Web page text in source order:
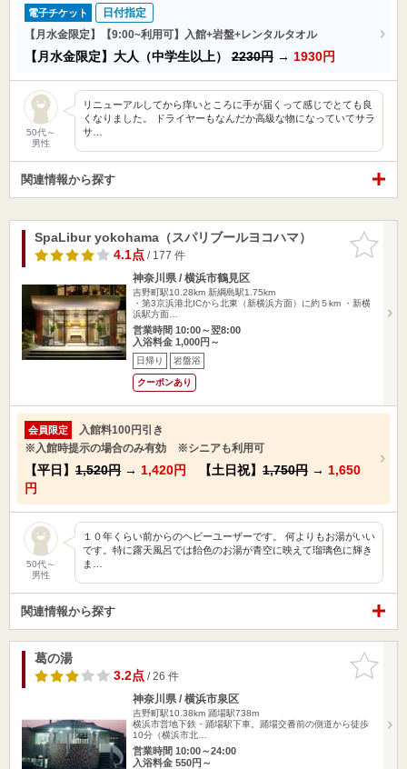
電子チケット
日付指定
【月水金限定】【9:00~利用可】入館+岩盤+レンタルタオル
【月水金限定】大人（中学生以上） 2230円 → 1930円
50代～
男性
リニューアルしてから痒いところに手が届くって感じでとても良
くなりました。 ドライヤーもなんだか高級な物になっていてサラ
サ…
関連情報から探す
お気に入
りに追加
SpaLibur yokohama（スパリブールヨコハマ）
4.1点/ 177 件
神奈川県 / 横浜市鶴見区
吉野町駅10.28km 新綱島駅1.75km
・第3京浜港北ICから北東（新横浜方面）に約５km ・新横
浜駅方面…
営業時間 10:00～翌8:00
入浴料金 1,000円～
日帰り 岩盤浴
クーポンあり
会員限定
入館料100円引き
※入館時提示の場合のみ有効 ※シニアも利用可
【平日】 1,520円 → 1,420円 【土日祝】 1,750円 → 1,650
円
50代～
男性
１０年くらい前からのヘビーユーザーです。 何よりもお湯がいい
です。特に露天風呂では飴色のお湯が青空に映えて瑠璃色に輝き
ま…
関連情報から探す
お気に入
りに追加
葛の湯
3.2点/ 26 件
神奈川県 / 横浜市泉区
吉野町駅10.38km 踊場駅738m
横浜市営地下鉄・踊場駅下車。踊場交番前の側道から徒歩
10分（横浜市北…
営業時間 10:00～24:00
入浴料金 550円～